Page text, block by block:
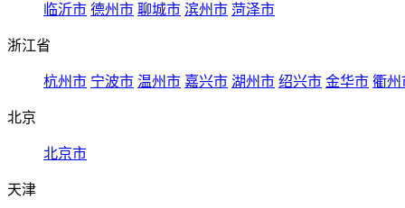
临沂市 德州市 聊城市 滨州市 菏泽市
浙江省
杭州市 宁波市 温州市 嘉兴市 湖州市 绍兴市 金华市 衢州
北京
北京市
天津